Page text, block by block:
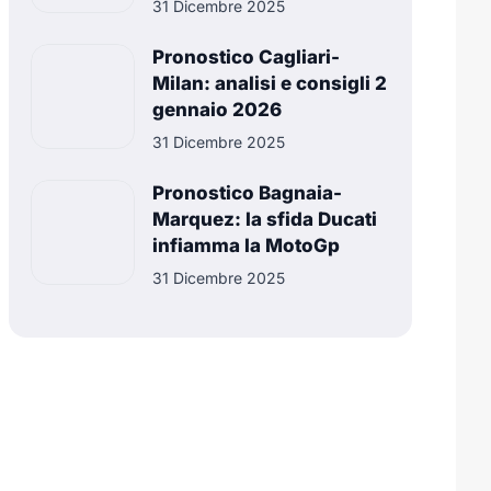
31 Dicembre 2025
Pronostico Cagliari-
Milan: analisi e consigli 2
gennaio 2026
31 Dicembre 2025
Pronostico Bagnaia-
Marquez: la sfida Ducati
infiamma la MotoGp
31 Dicembre 2025